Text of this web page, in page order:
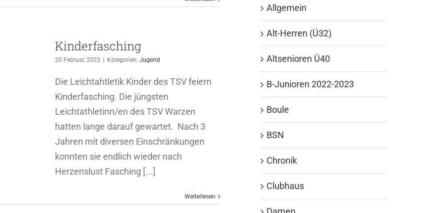
Kinderfasching
20 Februar, 2023 Kategorien: Jugend
Die Leichtahtletik Kinder des TSV feiern
Kinderfasching. Die jüngsten
Leichtathletinn/en des TSV Warzen
hatten lange darauf gewartet. Nach 3
Jahren mit diversen Einschränkungen
konnten sie endlich wieder nach
Herzenslust Fasching [...]
Weiterlesen
Allgemein
Alt-Herren (Ü32)
Altsenioren Ü40
B-Junioren 2022-2023
Boule
BSN
Chronik
Clubhaus